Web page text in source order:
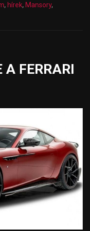
, hírek, Mansory,
A FERRARI